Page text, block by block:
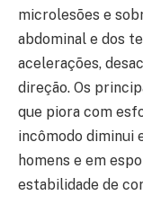
microlesões e
abdominal e dos
acelerações,
direção. Os
que piora com
incômodo diminui
homens e em
estabilidade de